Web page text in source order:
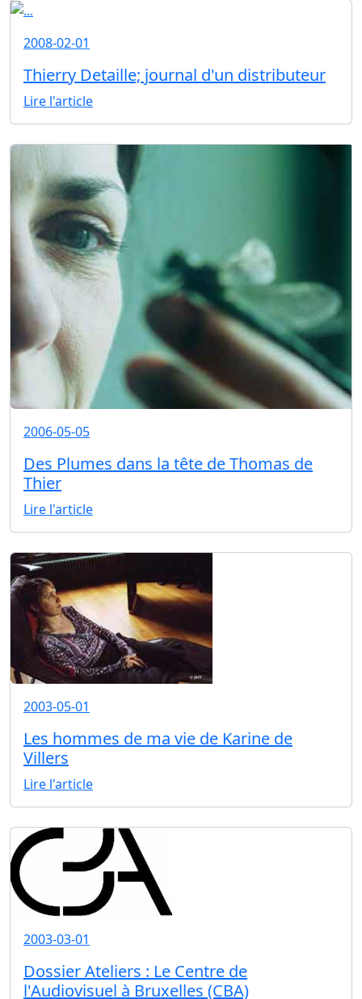
2008-02-01
Thierry Detaille; journal d'un distributeur
Lire l'article
2006-05-05
Des Plumes dans la tête de Thomas de
Thier
Lire l'article
2003-05-01
Les hommes de ma vie de Karine de
Villers
Lire l'article
2003-03-01
Dossier Ateliers : Le Centre de
l'Audiovisuel à Bruxelles (CBA)